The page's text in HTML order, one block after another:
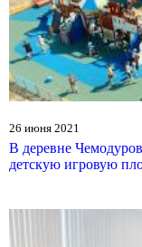
26 июня 2021
В деревне
детскую игровую